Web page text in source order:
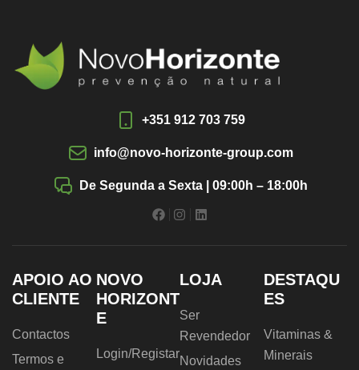
+351 912 703 759
info@novo-horizonte-group.com
De Segunda a Sexta | 09:00h – 18:00h
APOIO AO
CLIENTE
Contactos
Termos e
NOVO
HORIZONT
E
Login/Registar
LOJA
Ser
Revendedor
Novidades
DESTAQU
ES
Vitaminas &
Minerais